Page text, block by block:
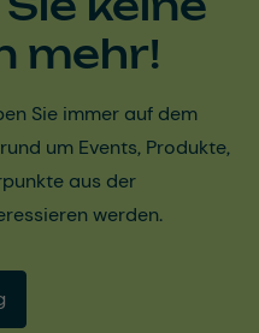
mehr!
Sie immer auf dem
um Events, Produkte,
aus der
werden.